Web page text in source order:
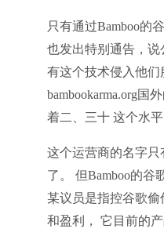
只有通过Bamboo的
也发出特别通告，
有这个技术侵入他们
bambookarma.org国
着二、三十 这个水
这个运营商的名字只
了。 但Bamboo的谷
某议员是指控谷歌
和盈利， 它目前的